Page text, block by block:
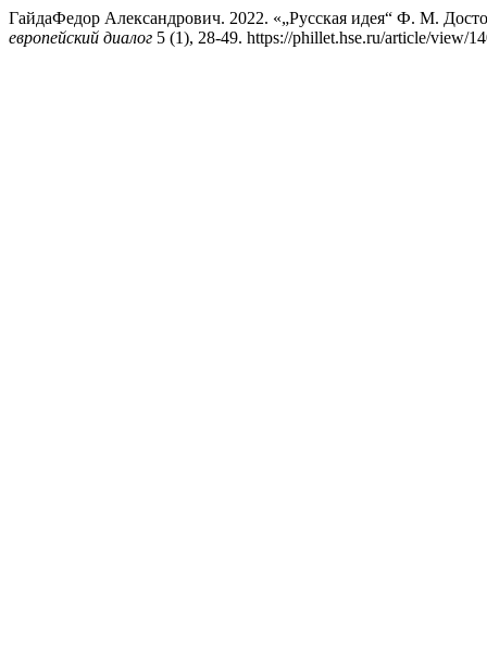
ГайдаФедор Александрович. 2022. «„Русская идея“ Ф. М.
европейский диалог 5 (1), 28-49. https://phillet.hse.ru/article/view/